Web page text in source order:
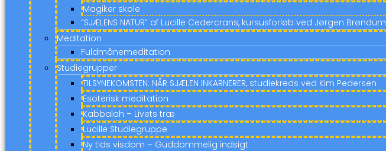
Magiker skole
”SJÆLENS NATUR” af Lucille Cedercrans, kursusforløb ved Jørgen Brøndum
Meditation
Fuldmånemeditation
Studiegrupper
TILSYNEKOMSTEN: NÅR SJÆLEN INKARNERER, studiekreds ved Kim Pedersen
Esoterisk meditation
Kabbalah – Livets træ
Lucille Studiegruppe
Ny tids visdom – Guddommelig indsigt